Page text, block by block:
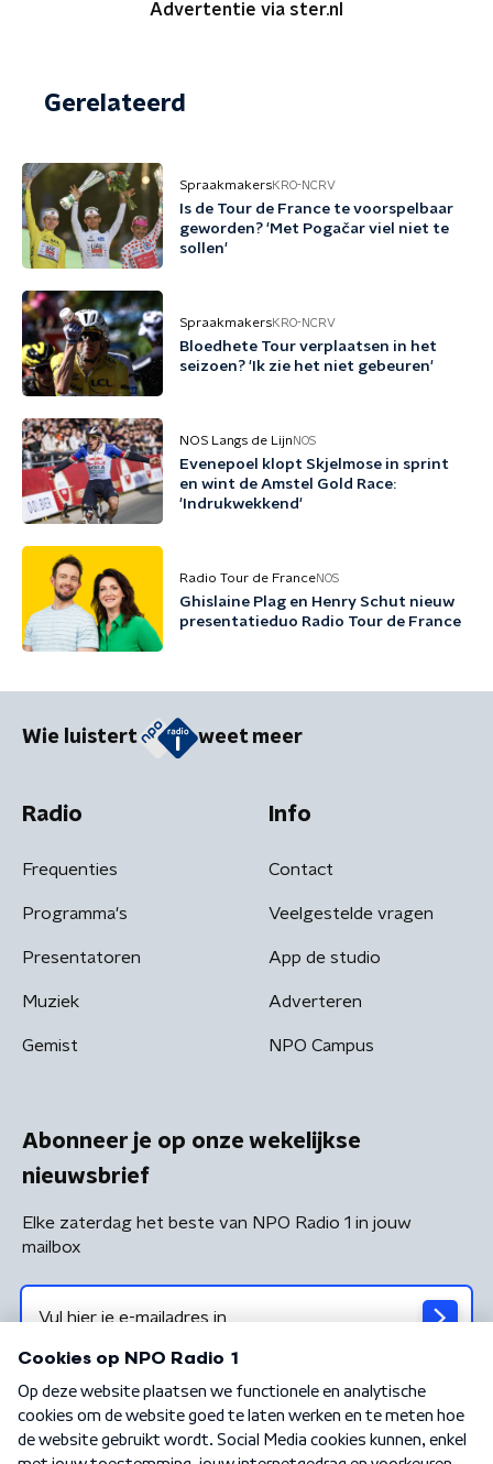
Advertentie via ster.nl
Gerelateerd
SpraakmakersKRO-NCRV
Is de Tour de France te voorspelbaar
geworden? 'Met Pogačar viel niet te
sollen'
SpraakmakersKRO-NCRV
Bloedhete Tour verplaatsen in het
seizoen? 'Ik zie het niet gebeuren'
NOS Langs de Lijn NOS
Evenepoel klopt Skjelmose in sprint
en wint de Amstel Gold Race:
'Indrukwekkend'
Radio Tour de FranceNOS
Ghislaine Plag en Henry Schut nieuw
presentatieduo Radio Tour de France
Wie luistert weet meer
Radio
Frequenties
Programma's
Presentatoren
Muziek
Gemist
Info
Contact
Veelgestelde vragen
App de studio
Adverteren
NPO Campus
Abonneer je op onze wekelijkse
nieuwsbrief
Elke zaterdag het beste van NPO Radio 1 in jouw
mailbox
Algemene voorwaarden